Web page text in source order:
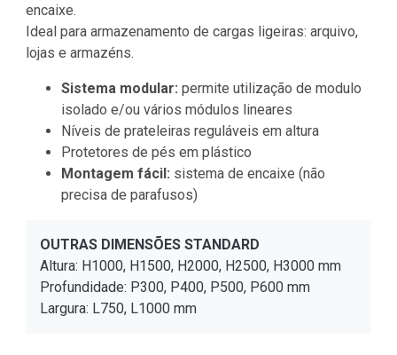
encaixe.
Ideal para armazenamento de cargas ligeiras: arquivo,
lojas e armazéns.
Sistema modular: permite utilização de modulo
isolado e/ou vários módulos lineares
Níveis de prateleiras reguláveis em altura
Protetores de pés em plástico
Montagem fácil: sistema de encaixe (não
precisa de parafusos)
OUTRAS DIMENSÕES STANDARD
Altura: H1000, H1500, H2000, H2500, H3000 mm
Profundidade: P300, P400, P500, P600 mm
Largura: L750, L1000 mm